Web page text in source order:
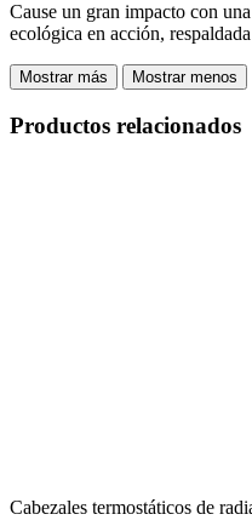
Cause un gran impacto con
ecológica en acción,
Mostrar más Mostrar menos
Productos relacionados
Cabezales termostáticos de